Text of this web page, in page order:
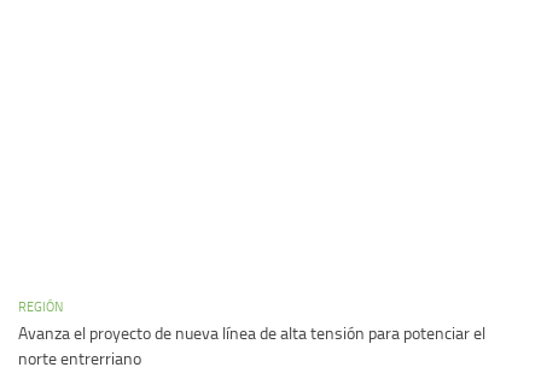
REGIÓN
Avanza el proyecto de nueva línea de alta tensión para potenciar el
norte entrerriano